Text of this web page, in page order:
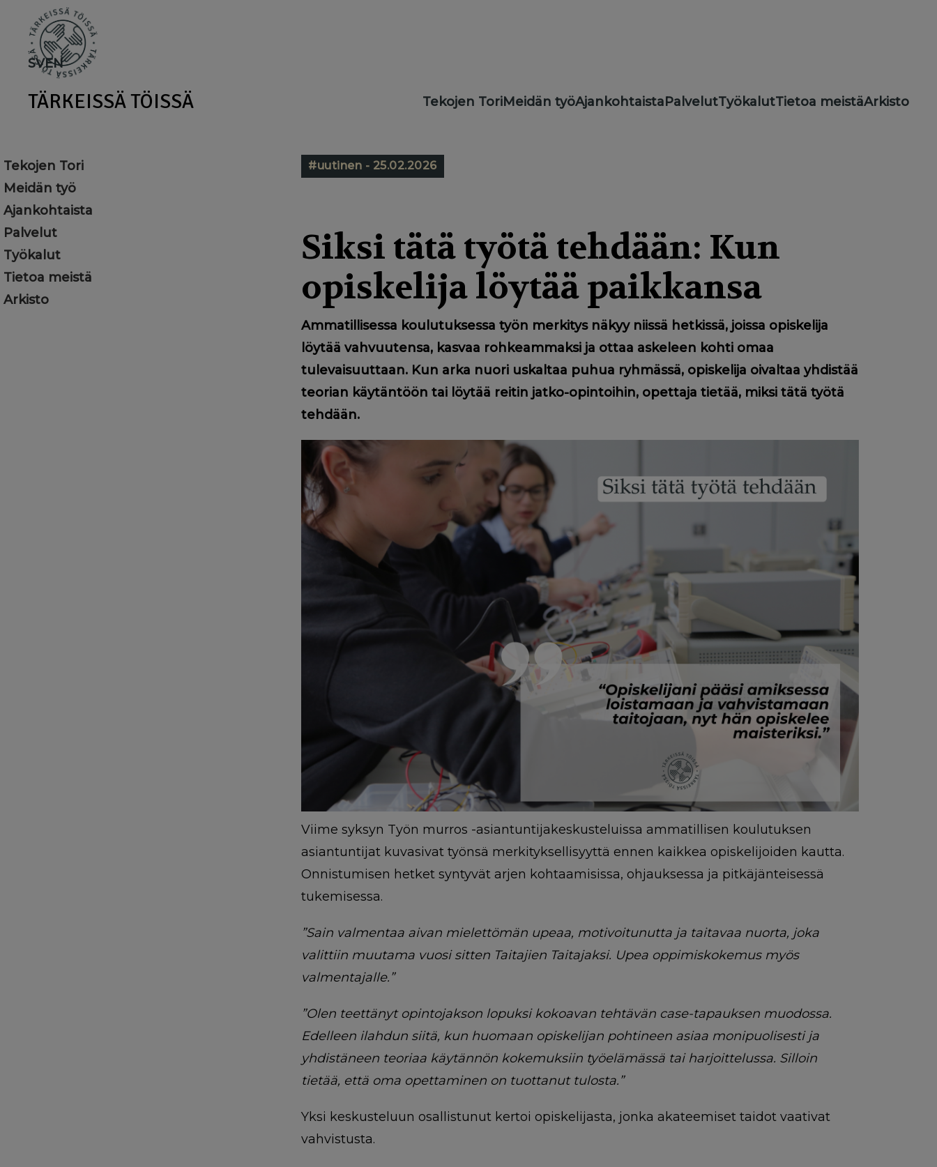
main
content
SVEN
TÄRKEISSÄ TÖISSÄ
Main
Tekojen ToriMeidän työAjankohtaistaPalvelutTyökalutTietoa meistäArkisto
Tekojen Tori
Meidän työ
Ajankohtaista
Palvelut
Työkalut
Tietoa meistä
Arkisto
#uutinen - 25.02.2026
Siksi tätä työtä tehdään: Kun
opiskelija löytää paikkansa
Ammatillisessa koulutuksessa työn merkitys näkyy niissä hetkissä, joissa opiskelija
löytää vahvuutensa, kasvaa rohkeammaksi ja ottaa askeleen kohti omaa
tulevaisuuttaan. Kun arka nuori uskaltaa puhua ryhmässä, opiskelija oivaltaa yhdistää
teorian käytäntöön tai löytää reitin jatko-opintoihin, opettaja tietää, miksi tätä työtä
tehdään.
Viime syksyn Työn murros -asiantuntijakeskusteluissa ammatillisen koulutuksen
asiantuntijat kuvasivat työnsä merkityksellisyyttä ennen kaikkea opiskelijoiden kautta.
Onnistumisen hetket syntyvät arjen kohtaamisissa, ohjauksessa ja pitkäjänteisessä
tukemisessa.
”Sain valmentaa aivan mielettömän upeaa, motivoitunutta ja taitavaa nuorta, joka
valittiin muutama vuosi sitten Taitajien Taitajaksi. Upea oppimiskokemus myös
valmentajalle.”
”Olen teettänyt opintojakson lopuksi kokoavan tehtävän case-tapauksen muodossa.
Edelleen ilahdun siitä, kun huomaan opiskelijan pohtineen asiaa monipuolisesti ja
yhdistäneen teoriaa käytännön kokemuksiin työelämässä tai harjoittelussa. Silloin
tietää, että oma opettaminen on tuottanut tulosta.”
Yksi keskusteluun osallistunut kertoi opiskelijasta, jonka akateemiset taidot vaativat
vahvistusta.